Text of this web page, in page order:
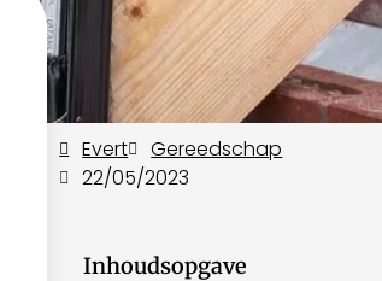
Evert
Gereedschap
22/05/2023
Inhoudsopgave